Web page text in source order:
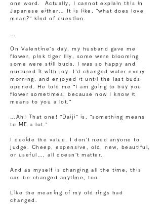
one word. Actually, I cannot explain this in
Japanese either… It is like, “what does love
mean?” kind of question.
On Valentine’s day, my husband gave me
flower, pink tiger lily, some were blooming
some were still buds. I was so happy and
nurtured it with joy. I’d changed water every
morning, and enjoyed it until the last buds
opened. He told me “I am going to buy you
flower sometimes, because now I know it
means to you a lot.”
…Ah! That one! “Daiji” is, “something means
to ME a lot.”
I decide the value. I don’t need anyone to
judge. Cheep, expensive, old, new, beautiful,
or useful…, all doesn’t matter.
And as myself is changing all the time, this
can be changed anytime, too.
Like the meaning of my old rings had
changed.